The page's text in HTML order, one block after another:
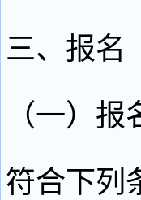
三、报名
（一）报
符合下列